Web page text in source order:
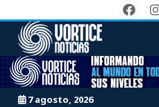
to
content
"Informando al mundo
7 agosto, 2026